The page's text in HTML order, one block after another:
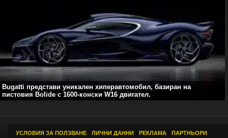
Bugatti представи уникален хиперавтомобил, базиран на
пистовия Bolide с 1600-конски W16 двигател.
УСЛОВИЯ ЗА ПОЛЗВАНЕ ЛИЧНИ ДАННИ РЕКЛАМА ПАРТНЬОРИ